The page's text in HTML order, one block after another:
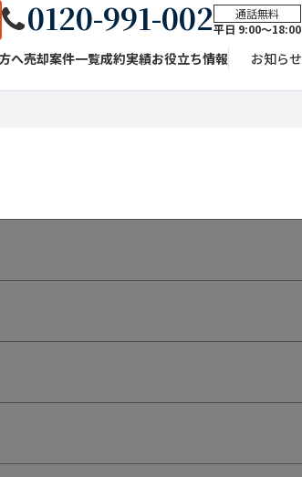
0120-991-002
通話無料
平日 9:00〜18:00
へ売却案件一覧成約実績お役立ち情報 お知らせ